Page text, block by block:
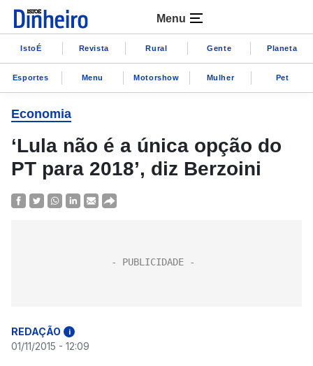
Menu
IstoÉ Revista Rural Gente Planeta
Esportes Menu Motorshow Mulher Pet
Economia
‘Lula não é a única opção do
PT para 2018’, diz Berzoini
REDAÇÃO i
01/11/2015 - 12:09